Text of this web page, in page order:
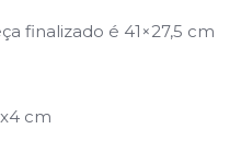
finalizado é 41×27,5 cm
cm